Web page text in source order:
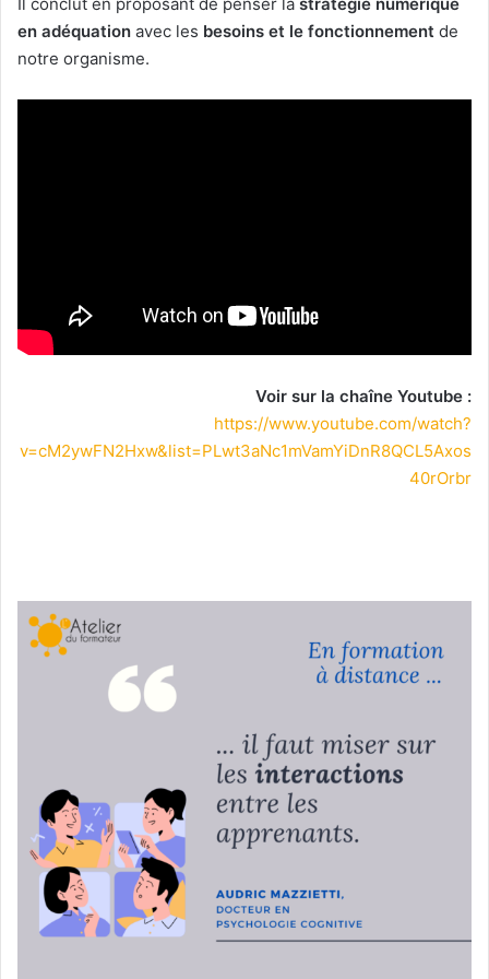
en adéquation avec les besoins et le fonctionnement de
notre organisme.
Voir sur la chaîne Youtube :
https://www.youtube.com/watch?
v=cM2ywFN2Hxw&list=PLwt3aNc1mVamYiDnR8QCL5Axos
40rOrbr